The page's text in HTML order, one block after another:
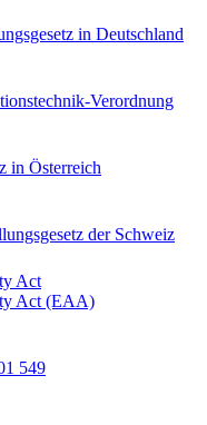
in Deutschland
Verordnung
in Österreich
der Schweiz
Act
Act (EAA)
549